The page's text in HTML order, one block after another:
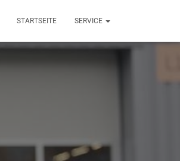
STARTSEITE SERVICE